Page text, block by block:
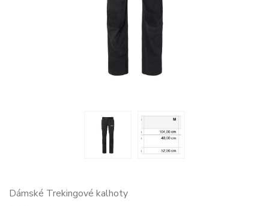
Dámské Trekingové kalhoty